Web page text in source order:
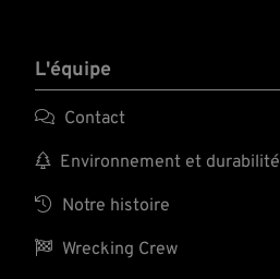
L'équipe
 Contact
 Environnement et durabilité
 Notre histoire
 Wrecking Crew